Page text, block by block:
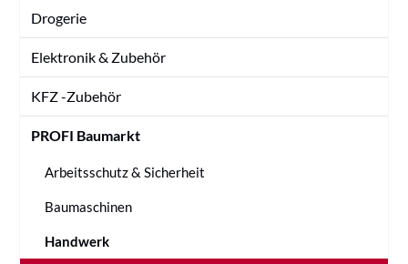
Drogerie
Elektronik & Zubehör
KFZ -Zubehör
PROFI Baumarkt
Arbeitsschutz & Sicherheit
Baumaschinen
Handwerk